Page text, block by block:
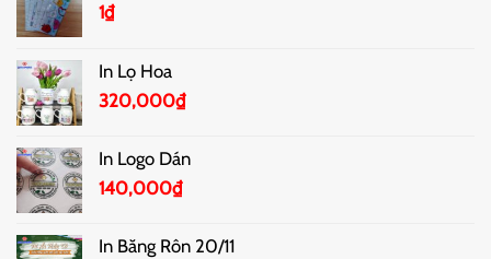
1₫
In Lọ Hoa
320,000₫
In Logo Dán
140,000₫
In Băng Rôn 20/11